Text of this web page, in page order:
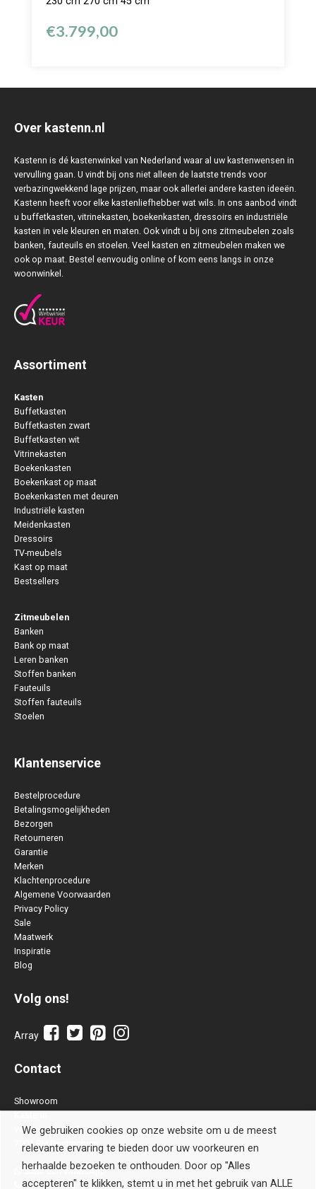
€3.799,00
Over kastenn.nl
Kastenn is dé kastenwinkel van Nederland waar al uw kastenwensen in
vervulling gaan. U vindt bij ons niet alleen de laatste trends voor
verbazingwekkend lage prijzen, maar ook allerlei andere kasten ideeën.
Kastenn heeft voor elke kastenliefhebber wat wils. In ons aanbod vindt
u buffetkasten, vitrinekasten, boekenkasten, dressoirs en industriële
kasten in vele kleuren en maten. Ook vindt u bij ons zitmeubelen zoals
banken, fauteuils en stoelen. Veel kasten en zitmeubelen maken we
ook op maat. Bestel eenvoudig online of kom eens langs in onze
woonwinkel.
Assortiment
Kasten
Buffetkasten
Buffetkasten zwart
Buffetkasten wit
Vitrinekasten
Boekenkasten
Boekenkast op maat
Boekenkasten met deuren
Industriële kasten
Meidenkasten
Dressoirs
TV-meubels
Kast op maat
Bestsellers
Zitmeubelen
Banken
Bank op maat
Leren banken
Stoffen banken
Fauteuils
Stoffen fauteuils
Stoelen
Klantenservice
Bestelprocedure
Betalingsmogelijkheden
Bezorgen
Retourneren
Garantie
Merken
Klachtenprocedure
Algemene Voorwaarden
Privacy Policy
Sale
Maatwerk
Inspiratie
Blog
Volg ons!
Array
Contact
Showroom
Kastenn
Waterstraat 28 B
7001 BH Doetinchem
Stuur een WhatsApp
0314-514106
We gebruiken cookies op onze website om u de meest
relevante ervaring te bieden door uw voorkeuren en
herhaalde bezoeken te onthouden. Door op "Alles
accepteren" te klikken, stemt u in met het gebruik van ALLE